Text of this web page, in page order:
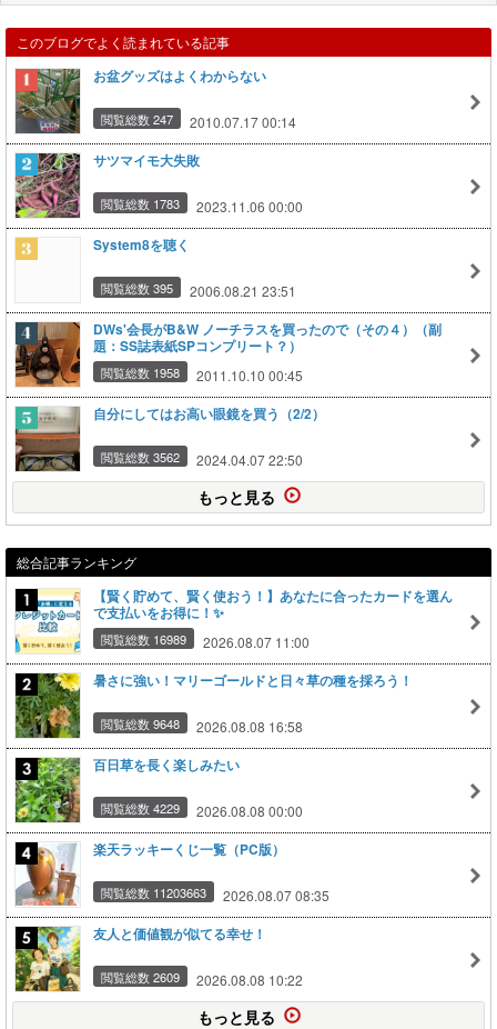
このブログでよく読まれている記事
お盆グッズはよくわからない
閲覧総数 247 2010.07.17 00:14
サツマイモ大失敗
閲覧総数 1783 2023.11.06 00:00
System8を聴く
閲覧総数 395 2006.08.21 23:51
DWs'会長がB&W ノーチラスを買ったので（その４）（副
題：SS誌表紙SPコンプリート？）
閲覧総数 1958 2011.10.10 00:45
自分にしてはお高い眼鏡を買う（2/2）
閲覧総数 3562 2024.04.07 22:50
もっと見る
総合記事ランキング
【賢く貯めて、賢く使おう！】あなたに合ったカードを選ん
で支払いをお得に！✨
閲覧総数 16989 2026.08.07 11:00
暑さに強い！マリーゴールドと日々草の種を採ろう！
閲覧総数 9648 2026.08.08 16:58
百日草を長く楽しみたい
閲覧総数 4229 2026.08.08 00:00
楽天ラッキーくじ一覧（PC版）
閲覧総数 11203663 2026.08.07 08:35
友人と価値観が似てる幸せ！
閲覧総数 2609 2026.08.08 10:22
もっと見る